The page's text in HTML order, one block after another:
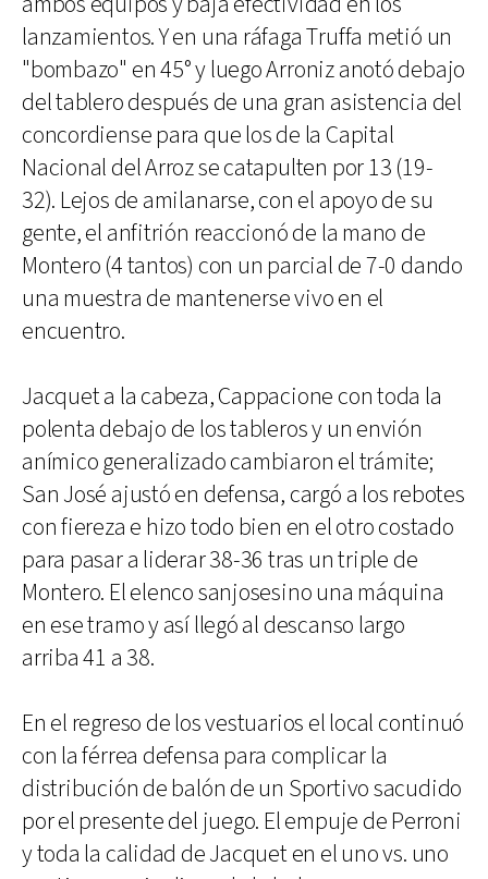
lanzamientos. Y en una ráfaga Truffa metió un
"bombazo" en 45° y luego Arroniz anotó debajo
del tablero después de una gran asistencia del
concordiense para que los de la Capital
Nacional del Arroz se catapulten por 13 (19-
32). Lejos de amilanarse, con el apoyo de su
gente, el anfitrión reaccionó de la mano de
Montero (4 tantos) con un parcial de 7-0 dando
una muestra de mantenerse vivo en el
encuentro.
Jacquet a la cabeza, Cappacione con toda la
polenta debajo de los tableros y un envión
anímico generalizado cambiaron el trámite;
San José ajustó en defensa, cargó a los rebotes
con fiereza e hizo todo bien en el otro costado
para pasar a liderar 38-36 tras un triple de
Montero. El elenco sanjosesino una máquina
en ese tramo y así llegó al descanso largo
arriba 41 a 38.
En el regreso de los vestuarios el local continuó
con la férrea defensa para complicar la
distribución de balón de un Sportivo sacudido
por el presente del juego. El empuje de Perroni
y toda la calidad de Jacquet en el uno vs. uno